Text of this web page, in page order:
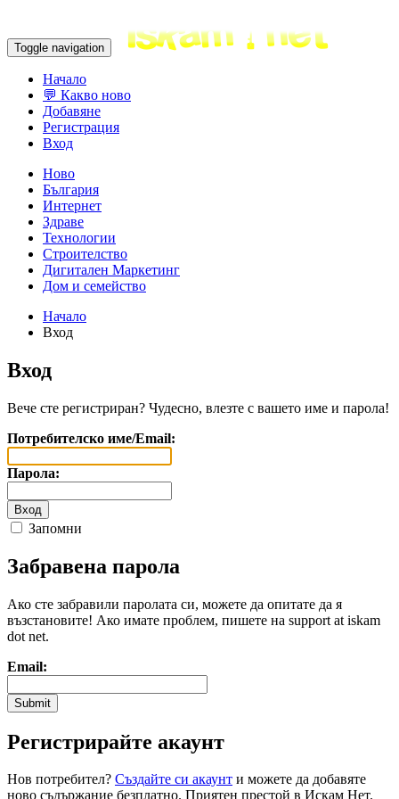
Toggle navigation
Начало
💬 Какво ново
Добавяне
Регистрация
Вход
Ново
България
Интернет
Здраве
Технологии
Строителство
Дигитален Маркетинг
Дом и семейство
Начало
Вход
Вход
Вече сте регистриран? Чудесно, влезте с вашето име и парола!
Потребителско име/Email:
Парола:
Запомни
Забравена парола
Ако сте забравили паролата си, можете да опитате да я
възстановите! Ако имате проблем, пишете на support at iskam
dot net.
Email:
Регистрирайте акаунт
Нов потребител? Създайте си акаунт и можете да добавяте
ново съдържание безплатно. Приятен престой в Искам Нет.